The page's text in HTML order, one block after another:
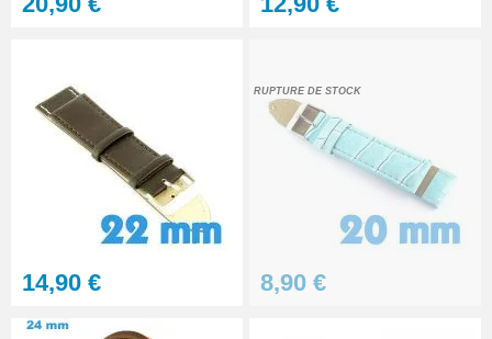
14,90 €
RUPTURE DE STOCK
8,90 €